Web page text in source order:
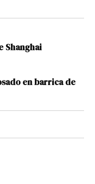
Shanghai
en barrica de